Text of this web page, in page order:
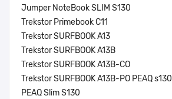
Jumper NoteBook SLIM S130
Trekstor Primebook C11
Trekstor SURFBOOK A13
Trekstor SURFBOOK A13B
Trekstor SURFBOOK A13B-CO
Trekstor SURFBOOK A13B-PO PEAQ s130
PEAQ Slim S130